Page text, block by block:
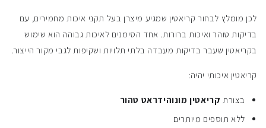
לכן מומלץ לבחור קריאטין שמגיע מיצרן בעל תקני איכות מחמירים, עם
בדיקות טוהר ואיכות ברורות. אחד הסימנים לאיכות גבוהה הוא שימוש
בקריאטין שעבר בדיקות מעבדה בלתי תלויות ושקיפות לגבי מקור הייצור.
קריאטין איכותי יהיה:
בצורת קריאטין מונוהידראט טהור
ללא תוספים מיותרים